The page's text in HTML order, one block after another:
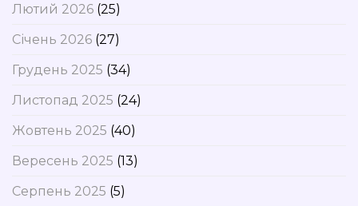
Лютий 2026 (25)
Січень 2026 (27)
Грудень 2025 (34)
Листопад 2025 (24)
Жовтень 2025 (40)
Вересень 2025 (13)
Серпень 2025 (5)